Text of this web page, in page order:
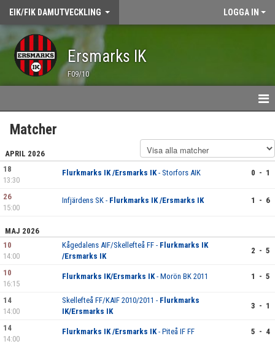
EIK/FIK DAMUTVECKLING LOGGA IN
Ersmarks IK
F09/10
HEM
NYHETER
TRÄNING
ÖVNINGSBANK
MATCHER
KALENDER
LAGETS SPONSORER
LÄNKAR
KONTAKT
Matcher
APRIL 2026
18
13:30
Flurkmarks IK /Ersmarks IK- Storfors AIK 0 - 1
26
15:00
Infjärdens SK - Flurkmarks IK /Ersmarks IK 1 - 6
MAJ 2026
10
14:00
Kågedalens AIF/Skellefteå FF - Flurkmarks IK
/Ersmarks IK
2 - 5
10
16:15
Flurkmarks IK/Ersmarks IK- Morön BK 2011 1 - 5
14
14:00
Skellefteå FF/KAIF 2010/2011 - Flurkmarks
IK/Ersmarks IK
3 - 1
14
14:00
Flurkmarks IK /Ersmarks IK- Piteå IF FF 5 - 4